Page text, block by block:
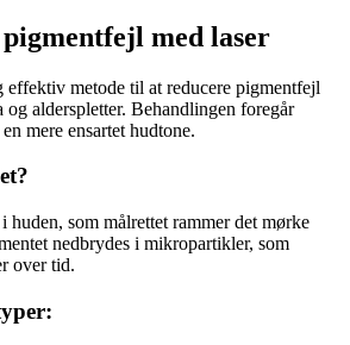
med laser
effektiv metode til at reducere pigmentfejl
og alderspletter. Behandlingen foregår
mere ensartet hudtone.
huden, som målrettet rammer det mørke
nedbrydes i mikropartikler, som
over tid.